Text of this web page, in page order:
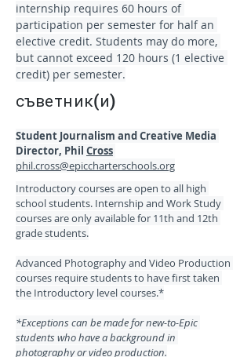
internship requires 60 hours of
participation per semester for half an
elective credit. Students may do more,
but cannot exceed 120 hours (1 elective
credit) per semester.
съветник(и)
Student Journalism and Creative Media
Director, Phil Cross
phil.cross@epiccharterschools.org
Introductory courses are open to all high
school students. Internship and Work Study
courses are only available for 11th and 12th
grade students.
Advanced Photography and Video Production
courses require students to have first taken
the Introductory level courses.*
*Exceptions can be made for new-to-Epic
students who have a background in
photography or video production.